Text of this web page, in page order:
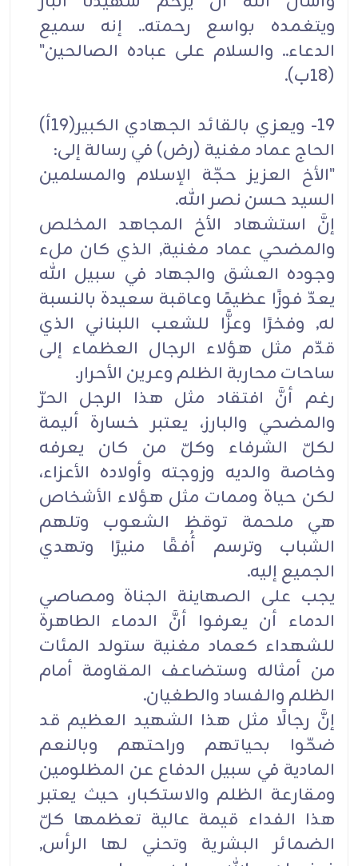
ويتغمده بواسع رحمته.. إنه سميع
الدعاء.. والسلام على عباده الصالحين"
(18ب).
19- ويعزي بالقائد الجهادي الكبير(19أ)
الحاج عماد مغنية (رض) في رسالة إلى:
"الأخ العزيز حجّة الإسلام والمسلمين
السيد حسن نصر الله.
إنَّ استشهاد الأخ المجاهد المخلص
والمضحي عماد مغنية, الذي کان ملء
وجوده العشق والجهاد في سبيل الله
يعدّ فوزًا عظيمًا وعاقبة سعيدة بالنسبة
له, وفخرًا وعزًّا للشعب اللبناني الذي
قدّم مثل هؤلاء الرجال العظماء إلى
ساحات محاربة الظلم وعرين الأحرار.
رغم أنَّ افتقاد مثل هذا الرجل الحرّ
والمضحي والبارز، يعتبر خسارة أليمة
لکلّ الشرفاء وکلّ من کان يعرفه
وخاصة والديه وزوجته وأولاده الأعزاء،
لکن حياة وممات مثل هؤلاء الأشخاص
هي ملحمة توقظ الشعوب وتلهم
الشباب وترسم أُفقًا منيرًا وتهدي
الجميع إليه.
يجب على الصهاينة الجناة ومصاصي
الدماء أن يعرفوا أنَّ الدماء الطاهرة
للشهداء کعماد مغنية ستولد المئات
من أمثاله وستضاعف المقاومة أمام
الظلم والفساد والطغيان.
إنَّ رجالًا مثل هذا الشهيد العظيم قد
ضحّوا بحياتهم وراحتهم وبالنعم
المادية في سبيل الدفاع عن المظلومين
ومقارعة الظلم والاستکبار، حيث يعتبر
هذا الفداء قيمة عالية تعظمها کلّ
الضمائر البشرية وتحني لها الرأس,